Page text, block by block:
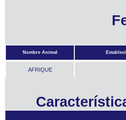
Nombre Animal
AFRIQUE